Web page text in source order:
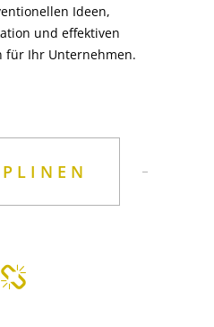
Ideen,
und effektiven
für Ihr Unternehmen.